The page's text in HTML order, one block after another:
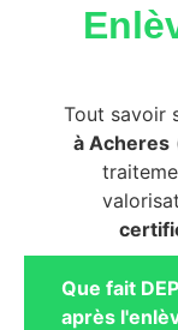
Tout savoir
à Acheres
Que fait
après